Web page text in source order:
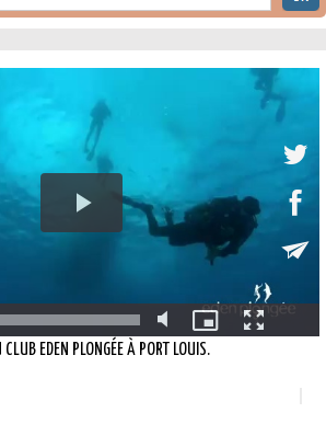
CLUB EDEN PLONGÉE À PORT LOUIS.